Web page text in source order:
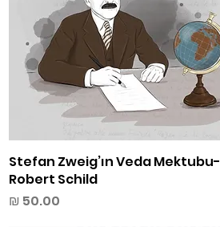
תצוגה מהירה
Stefan Zweig’ın Veda Mektubu-
Robert Schild
מחיר